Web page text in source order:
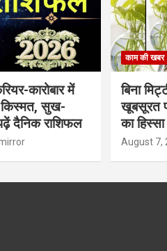
कारोबार में
किस्मत, सुख-
दैनिक राशिफल
काम की खबर
बिना
खूबसूरत
का हिस्‍सा
August 7,